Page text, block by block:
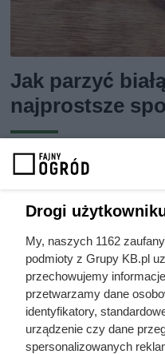
Jak parzyć
najprostsze
Jak parzyć białą
prawidłowo przygotować
Drogi
My, naszych 1162
podmioty z Grupy KB.pl
przechowujemy
przetwarzamy dane
identyfikatory,
urządzenie czy dane
spersonalizowanych